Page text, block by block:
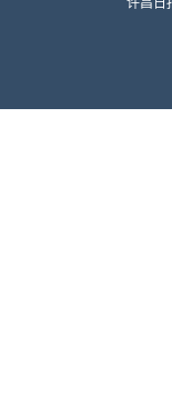
许昌日